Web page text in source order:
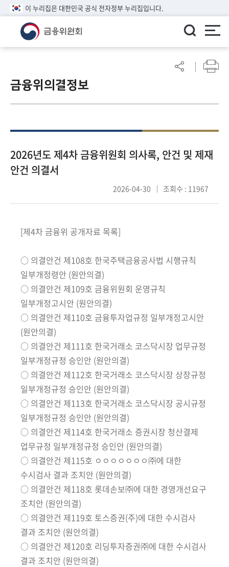
이 누리집은 대한민국 공식 전자정부 누리집입니다.
린
이알
참
여
마
금융위의결정보
2026년도 제4차 금융위원회 의사록, 안건 및 제재
안건 의결서
2026-04-30 조회수 : 11967
[제4차 금융위 공개자료 목록]
○ 의결안건 제108호 한국주택금융공사법 시행규칙
일부개정령안 (원안의결)
○ 의결안건 제109호 금융위원회 운영규칙
일부개정고시안 (원안의결)
○ 의결안건 제110호 금융투자업규정 일부개정고시안
(원안의결)
○ 의결안건 제111호 한국거래소 코스닥시장 업무규정
일부개정규정 승인안 (원안의결)
○ 의결안건 제112호 한국거래소 코스닥시장 상장규정
일부개정규정 승인안 (원안의결)
○ 의결안건 제113호 한국거래소 코스닥시장 공시규정
일부개정규정 승인안 (원안의결)
○ 의결안건 제114호 한국거래소 증권시장 청산결제
업무규정 일부개정규정 승인안 (원안의결)
○ 의결안건 제115호 ㅇㅇㅇㅇㅇㅇㅇ㈜에 대한
수시검사 결과 조치안 (원안의결)
○ 의결안건 제118호 롯데손보㈜에 대한 경영개선요구
조치안 (원안의결)
○ 의결안건 제119호 토스증권(주)에 대한 수시검사
결과 조치안 (원안의결)
○ 의결안건 제120호 리딩투자증권㈜에 대한 수시검사
결과 조치안 (원안의결)